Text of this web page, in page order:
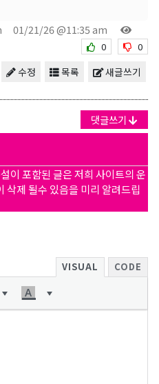
01/21/26 @11:35 am
0 0
새글쓰기
목록
수정
댓글쓰기
이 포함된 글은 저희 사이트의 운
삭제 될수 있음을 미리 알려드립
VISUAL CODE